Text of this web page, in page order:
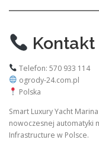
Kontakt
Telefon: 570 933 114
ogrody-24.com.pl
Polska
Smart Luxury Yacht
nowoczesnej automatyki
Infrastructure w Polsce.